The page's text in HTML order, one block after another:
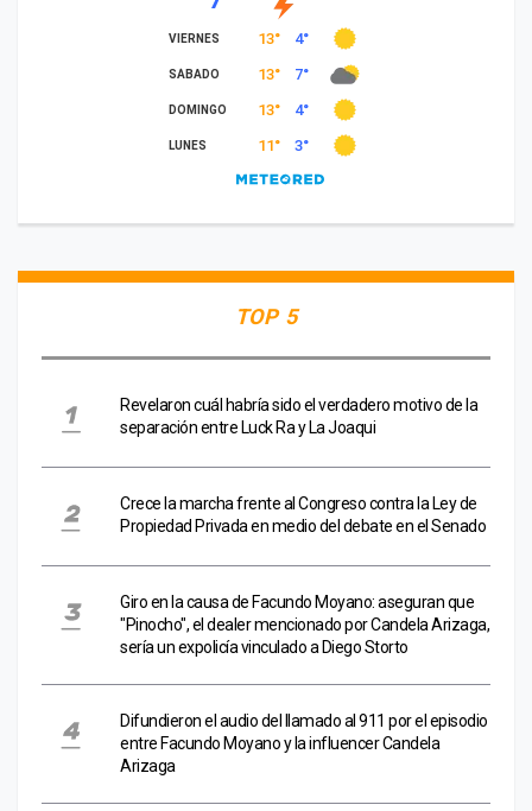
TOP 5
Revelaron cuál habría sido el verdadero motivo de la
separación entre Luck Ra y La Joaqui
Crece la marcha frente al Congreso contra la Ley de
Propiedad Privada en medio del debate en el Senado
Giro en la causa de Facundo Moyano: aseguran que
"Pinocho", el dealer mencionado por Candela Arizaga,
sería un expolicía vinculado a Diego Storto
Difundieron el audio del llamado al 911 por el episodio
entre Facundo Moyano y la influencer Candela
Arizaga